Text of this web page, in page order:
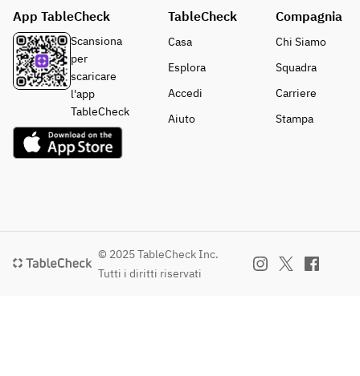
App TableCheck
Scansiona
per
scaricare
l'app
TableCheck
TableCheck
Casa
Esplora
Accedi
Aiuto
Compagnia
Chi Siamo
Squadra
Carriere
Stampa
© 2025 TableCheck Inc.
Tutti i diritti riservati